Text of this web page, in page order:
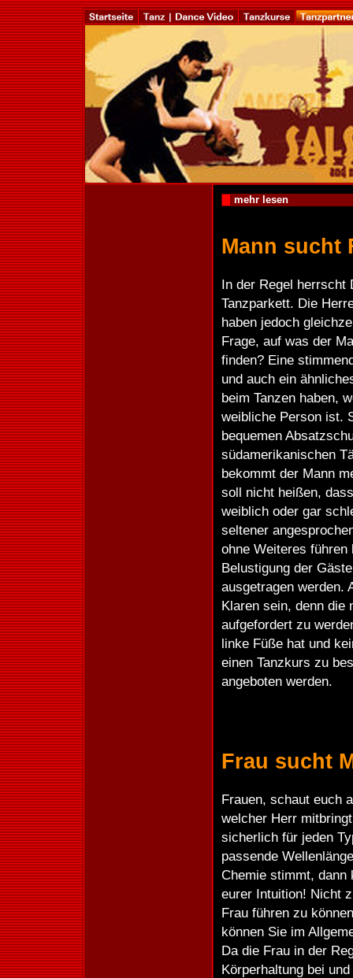
mehr lesen
Mann sucht
In der Regel herrscht
Tanzparkett. Die
haben jedoch
Frage, auf was der
finden? Eine
und auch ein
beim Tanzen haben,
weibliche Person ist.
bequemen
südamerikanischen
bekommt der Mann
soll nicht heißen,
weiblich oder gar
seltener
ohne Weiteres
Belustigung der
ausgetragen werden.
Klaren sein, denn die
aufgefordert zu
linke Füße hat und
einen Tanzkurs zu
angeboten werden.
Frau sucht
Frauen, schaut euch
welcher Herr
sicherlich für jeden
passende
Chemie stimmt, dann
eurer Intuition! Nicht
Frau führen zu
können Sie im
Da die Frau in der
Körperhaltung bei